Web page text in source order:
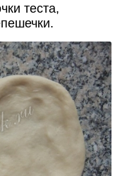
теста,